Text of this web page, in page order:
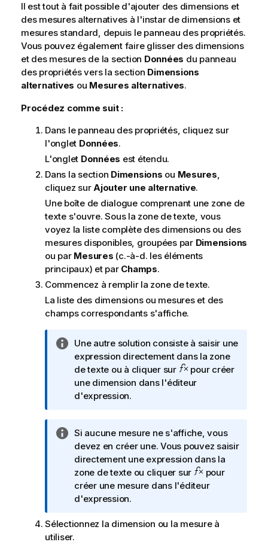
Il est tout à fait possible d'ajouter des dimensions et
des mesures alternatives à l'instar de dimensions et
mesures standard, depuis le panneau des propriétés.
Vous pouvez également faire glisser des dimensions
et des mesures de la section Données du panneau
des propriétés vers la section Dimensions
alternatives ou Mesures alternatives.
Procédez comme suit :
Dans le panneau des propriétés, cliquez sur
l'onglet Données.
L'onglet Données est étendu.
Dans la section Dimensions ou Mesures,
cliquez surAjouter une alternative.
Une boîte de dialogue comprenant une zone de
texte s'ouvre. Sous la zone de texte, vous
voyez la liste complète des dimensions ou des
mesures disponibles, groupées par Dimensions
ou par Mesures (c.-à-d. les éléments
principaux) et par Champs.
Commencez à remplir la zone de texte.
La liste des dimensions ou mesures et des
champs correspondants s'affiche.
N
o
t
e
I
o
r
m
a
t
i
n
Une autre solution consiste à saisir une
expression directement dans la zone
de texte ou à cliquer sur
pour créer
une dimension dans l'éditeur
d'expression.
N
o
t
e
I
n
o
Si aucune mesure ne s'affiche, vous
devez en créer une. Vous pouvez saisir
directement une expression dans la
zone de texte ou cliquer sur
pour
créer une mesure dans l'éditeur
d'expression.
Sélectionnez la dimension ou la mesure à
utiliser.